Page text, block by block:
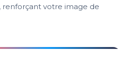
votre image de